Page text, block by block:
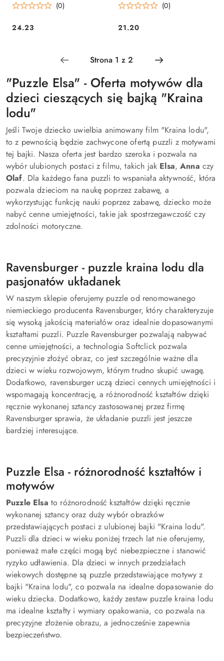
CLM CLEMENTONI
(0)
Cena:
24.23
(0)
Cena:
21.20
"Puzzle Elsa" - Oferta motywów dla
dzieci cieszących się bajką "Kraina
lodu"
Jeśli Twoje dziecko uwielbia animowany film "Kraina lodu",
to z pewnością będzie zachwycone ofertą puzzli z motywami
tej bajki. Nasza oferta jest bardzo szeroka i pozwala na
wybór ulubionych postaci z filmu, takich jak Elsa,Anna czy
Olaf. Dla każdego fana puzzli to wspaniała aktywność, która
pozwala dzieciom na naukę poprzez zabawę, a
wykorzystując funkcję nauki poprzez zabawę, dziecko może
nabyć cenne umiejętności, takie jak spostrzegawczość czy
zdolności motoryczne.
Ravensburger - puzzle kraina lodu dla
pasjonatów układanek
W naszym sklepie oferujemy puzzle od renomowanego
niemieckiego producenta Ravensburger, który charakteryzuje
się wysoką jakością materiałów oraz idealnie dopasowanymi
kształtami puzzli. Puzzle Ravensburger pozwalają nabywać
cenne umiejętności, a technologia Softclick pozwala
precyzyjnie złożyć obraz, co jest szczególnie ważne dla
dzieci w wieku rozwojowym, którym trudno skupić uwagę.
Dodatkowo, ravensburger uczą dzieci cennych umiejętności i
wspomagają koncentrację, a różnorodność kształtów dzięki
ręcznie wykonanej sztancy zastosowanej przez firmę
Ravensburger sprawia, że układanie puzzli jest jeszcze
bardziej interesujące.
Puzzle Elsa - różnorodność kształtów i
motywów
Puzzle Elsa to różnorodność kształtów dzięki ręcznie
wykonanej sztancy oraz duży wybór obrazków
przedstawiających postaci z ulubionej bajki "Kraina lodu".
Puzzli dla dzieci w wieku poniżej trzech lat nie oferujemy,
ponieważ małe części mogą być niebezpieczne i stanowić
ryzyko udławienia. Dla dzieci w innych przedziałach
wiekowych dostępne są puzzle przedstawiające motywy z
bajki "Kraina lodu", co pozwala na idealne dopasowanie do
wieku dziecka. Dodatkowo, każdy zestaw puzzle kraina lodu
ma idealne kształty i wymiary opakowania, co pozwala na
precyzyjne złożenie obrazu, a jednocześnie zapewnia
bezpieczeństwo.